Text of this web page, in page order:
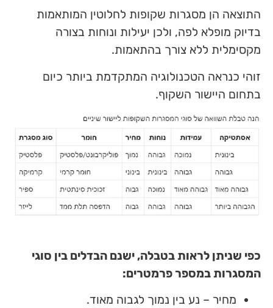
התוצאה הן מסגרות שקופות לחלוטין המותאמות
בדיוק מופלא לפה, ולכן יעילות ונוחות בצורה
מקסימלית ללא צורך בהתאמות.
זוהי כנראה הטכנולוגיה המתקדמת ביותר כיום
בתחום היישור השקוף.
כפי שניתן לראות בטבלה, ישנם הבדלים בין סוגי
המסגרות במספר פרמטרים:
מחיר – נע בין נמוך לגבוה מאוד.